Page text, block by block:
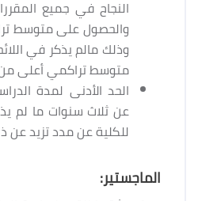
وذلك مالم يذكر في
متوسط تراكمي أعلى
الحد الأدنى لمدة
عن ثلاث سنوات ما لم
للكلية عن مدد تزيد عن
الماجستير: